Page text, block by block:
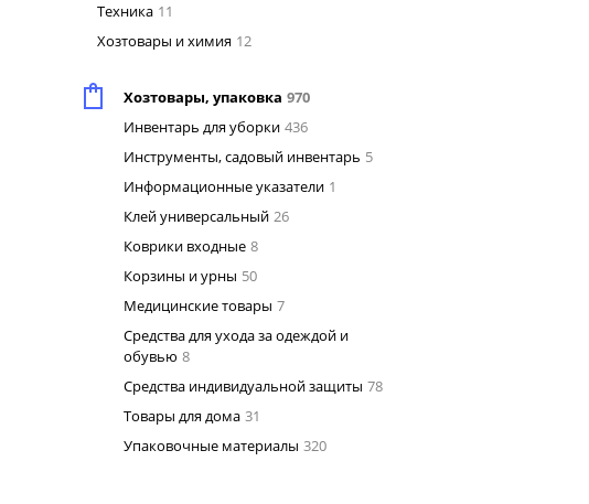
Техника 11
Хозтовары и химия 12
Хозтовары, упаковка 970
Инвентарь для уборки 436
Инструменты, садовый инвентарь 5
Информационные указатели 1
Клей универсальный 26
Коврики входные 8
Корзины и урны 50
Медицинские товары 7
Средства для ухода за одеждой и
обувью 8
Средства индивидуальной защиты 78
Товары для дома 31
Упаковочные материалы 320